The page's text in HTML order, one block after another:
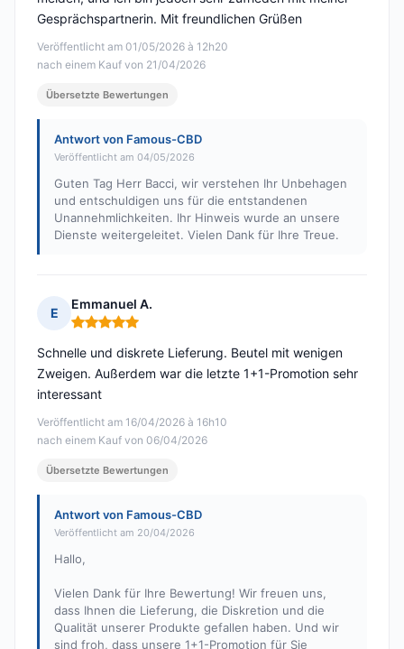
Veröffentlicht am 01/05/2026 à 12h20
nach einem Kauf von 21/04/2026
Gesprächspartnerin. Mit freundlichen Grüßen
Übersetzte Bewertungen
Antwort von Famous-CBD
Veröffentlicht am 04/05/2026
Guten Tag Herr Bacci, wir verstehen Ihr Unbehagen
und entschuldigen uns für die entstandenen
Unannehmlichkeiten. Ihr Hinweis wurde an unsere
Dienste weitergeleitet. Vielen Dank für Ihre Treue.
E
Emmanuel A.
Hinweis: 5 von 5
Veröffentlicht am 16/04/2026 à 16h10
nach einem Kauf von 06/04/2026
Schnelle und diskrete Lieferung. Beutel mit wenigen
Zweigen. Außerdem war die letzte 1+1-Promotion sehr
interessant
Übersetzte Bewertungen
Antwort von Famous-CBD
Veröffentlicht am 20/04/2026
Hallo,
Vielen Dank für Ihre Bewertung! Wir freuen uns,
dass Ihnen die Lieferung, die Diskretion und die
Qualität unserer Produkte gefallen haben. Und wir
sind froh, dass unsere 1+1-Promotion für Sie